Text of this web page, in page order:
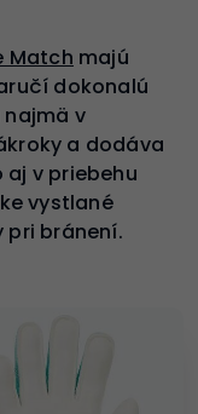
Match majú
dokonalú
v
a dodáva
v priebehu
vystlané
pri bránení.